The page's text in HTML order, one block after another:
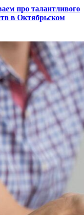
про талантливого
в Октябрьском